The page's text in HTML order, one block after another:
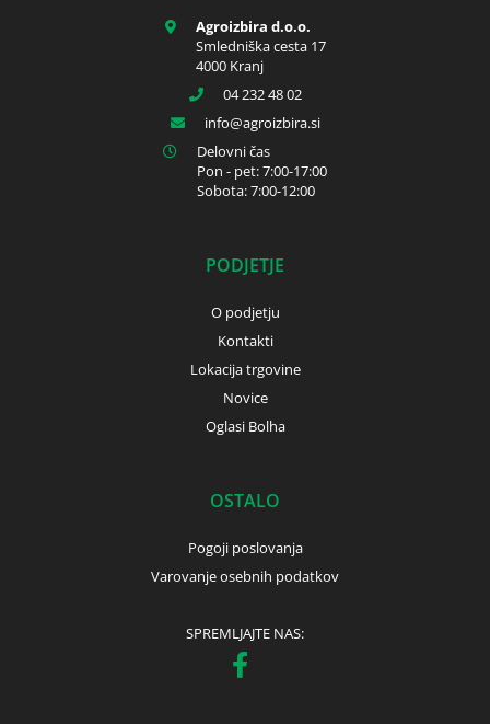
Agroizbira d.o.o.
Smledniška cesta 17
4000 Kranj
04 232 48 02
info
agroizbira.si
Delovni čas
Pon - pet: 7:00-17:00
Sobota: 7:00-12:00
PODJETJE
O podjetju
Kontakti
Lokacija trgovine
Novice
Oglasi Bolha
OSTALO
Pogoji poslovanja
Varovanje osebnih podatkov
SPREMLJAJTE NAS: